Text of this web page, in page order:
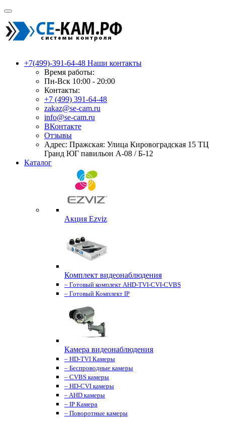
+7(499)-391-64-48 Наши контакты
Время работы:
Пн-Вск 10:00 - 20:00
Контакты:
+7 (499) 391-64-48
zakaz@se-cam.ru
info@se-cam.ru
ВКонтакте
Отзывы
Адрес: Пражская: Улица Кировоградская 15 ТЦ
Гранд ЮГ павильон А-08 / Б-12
Каталог
Акция Ezviz
Комплект видеонаблюдения
– Готовый комплект AHD-TVI-CVI-CVBS
– Готовый Комплект IP
Камера видеонаблюдения
– HD-TVI Камеры
– Беспроводные камеры
– CVBS камеры
– HD-CVI камеры
– AHD камеры
– IP Камера
– Поворотные камеры